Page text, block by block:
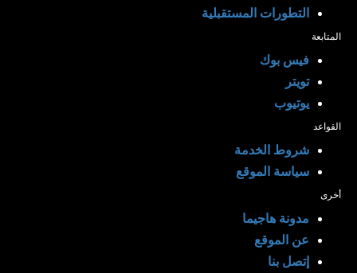
التطورات المستقبلية
المتابعة
فيس بوك
تويتر
يوتيوب
القواعد
شروط الخدمة
سياسة الموقع
أخرى
مدونة هاجيما
عن الموقع
إتصل بنا